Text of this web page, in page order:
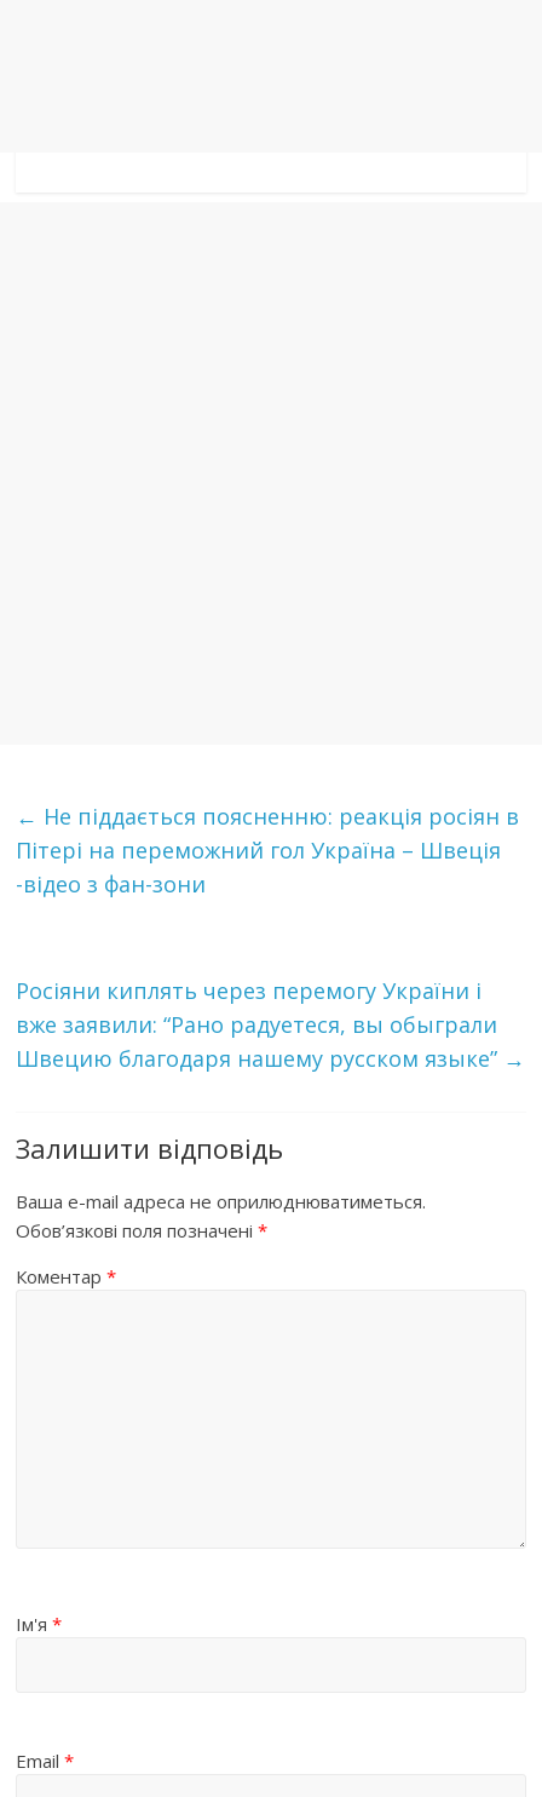
← Не піддається поясненню: реакція росіян в
Пітері на переможний гол Україна – Швеція
-відео з фан-зони
Росіяни киплять через перемогу України і
вже заявили: “Рано радуетеся, вы обыграли
Швецию благодаря нашему русском языке” →
Залишити відповідь
Ваша e-mail адреса не оприлюднюватиметься.
Обов’язкові поля позначені*
Коментар*
Ім'я*
Email*